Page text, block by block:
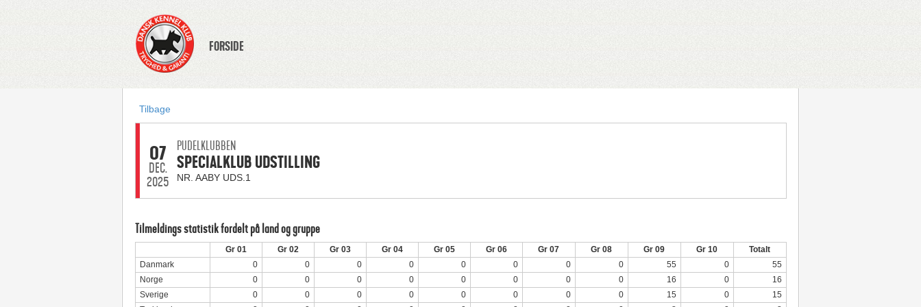
FORSIDE
Tilbage
07
DEC.
2025
PUDELKLUBBEN
SPECIALKLUB UDSTILLING
NR. AABY UDS.1
Tilmeldings statistik fordelt på land og gruppe
Gr 01 Gr 02 Gr 03 Gr 04 Gr 05 Gr 06 Gr 07 Gr 08 Gr 09 Gr 10
Totalt
Danmark
0 0 0 0 0 0 0 0 55 0
55
Norge
0 0 0 0 0 0 0 0 16 0
16
Sverige
0 0 0 0 0 0 0 0 15 0
15